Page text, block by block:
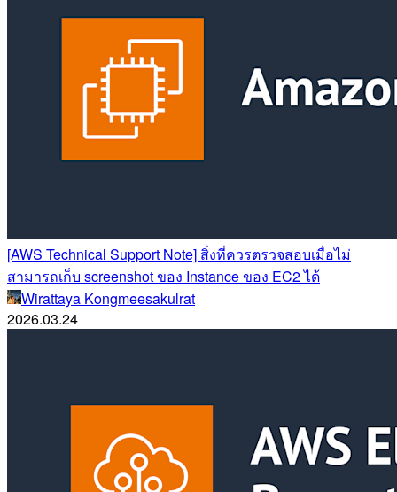
[AWS Technical Support Note] สิ่งที่ควรตรวจสอบเมื่อไม่
สามารถเก็บ screenshot ของ Instance ของ EC2 ได้
Wirattaya Kongmeesakulrat
2026.03.24